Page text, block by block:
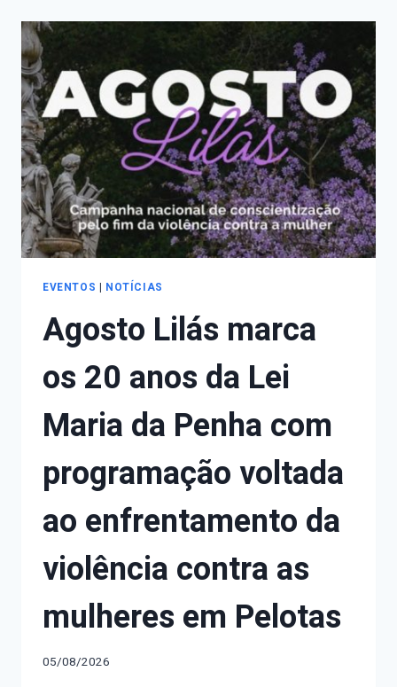
II
ENCONTRO
DE
POLÍTICAS
PÚBLICAS
PARA
MULHERES
MENINAS
DO
EXTREMO
SUL
CENTRO
DO
RIO
DO
EVENTOS | NOTÍCIAS
Agosto Lilás marca
os 20 anos da Lei
Maria da Penha com
programação voltada
ao enfrentamento da
violência contra as
mulheres em Pelotas
05/08/2026